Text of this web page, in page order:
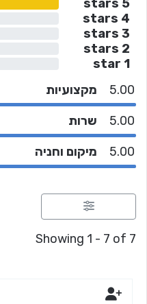
5 stars
4 stars
3 stars
2 stars
1 star
מקצועיות
5.00
שרות
5.00
מיקום וחניה
5.00
Showing 1 - 7 of 7